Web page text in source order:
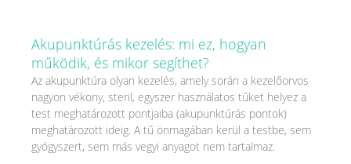
Akupunktúrás kezelés: mi ez, hogyan
működik, és mikor segíthet?
Az akupunktúra olyan kezelés, amely során a kezelőorvos
nagyon vékony, steril, egyszer használatos tűket helyez a
test meghatározott pontjaiba (akupunktúrás pontok)
meghatározott ideig. A tű önmagában kerül a testbe, sem
gyógyszert, sem más vegyi anyagot nem tartalmaz.